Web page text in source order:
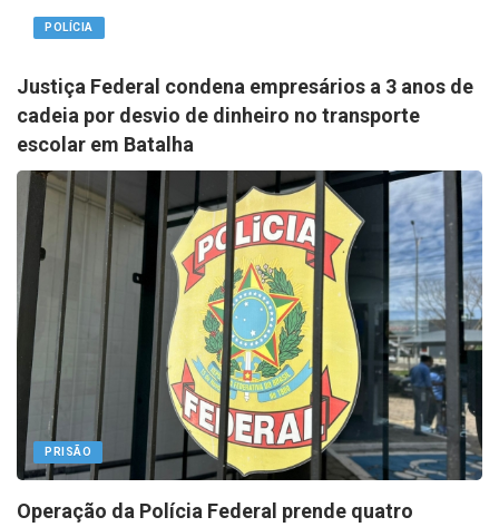
POLÍCIA
Justiça Federal condena empresários a 3 anos de
cadeia por desvio de dinheiro no transporte
escolar em Batalha
PRISÃO
Operação da Polícia Federal prende quatro